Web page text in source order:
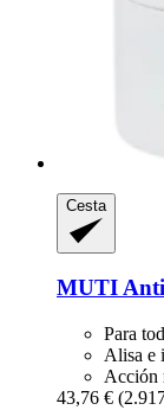
Cesta
MUTI
Para
Alisa e
Acción
43,76 €